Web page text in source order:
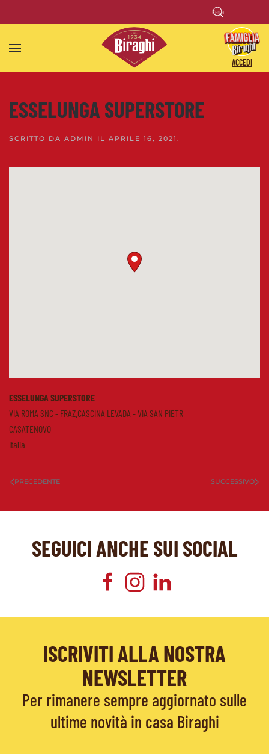
Skip to main content
ACCEDI
ESSELUNGA SUPERSTORE
SCRITTO DA ADMIN IL APRILE 16, 2021 .
ESSELUNGA SUPERSTORE
VIA ROMA SNC - FRAZ.CASCINA LEVADA - VIA SAN PIETR
CASATENOVO
Italia
PRECEDENTE SUCCESSIVO
SEGUICI ANCHE SUI SOCIAL
ISCRIVITI ALLA NOSTRA
NEWSLETTER
Per rimanere sempre aggiornato sulle
ultime novità in casa Biraghi